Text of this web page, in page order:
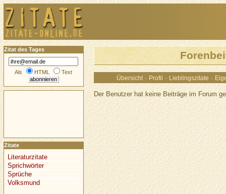
Übersicht · Profil · Lieblingszitate ·
Der Benutzer hat keine Beiträge im Forum
Zitat des Tages
Als HTML Text
Zitate
Literaturzitate
Sprichwörter
Sprüche
Volksmund